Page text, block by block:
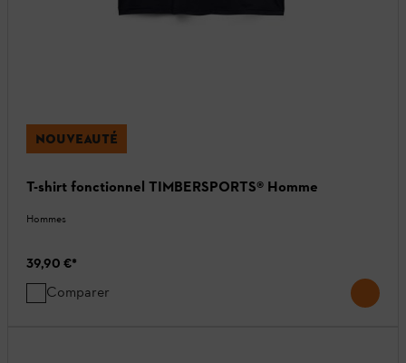
NOUVEAUTÉ
T-shirt fonctionnel TIMBERSPORTS® Homme
Hommes
39,90 €*
Comparer